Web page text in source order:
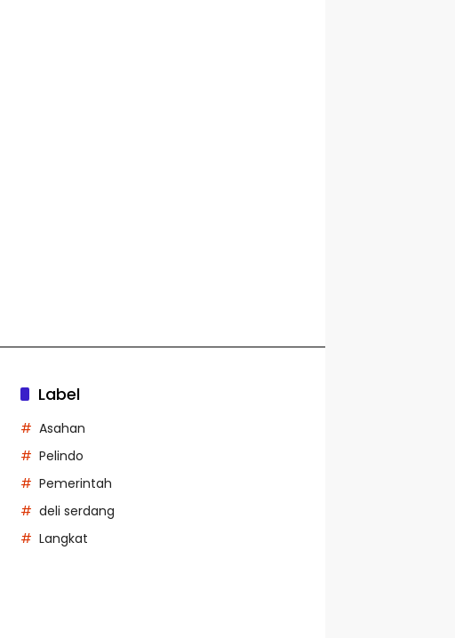
Label
Asahan
Pelindo
Pemerintah
deli serdang
Langkat